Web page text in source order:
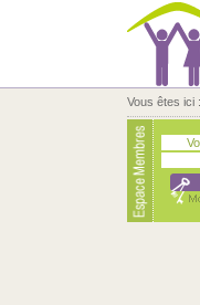
Vous êtes ici :